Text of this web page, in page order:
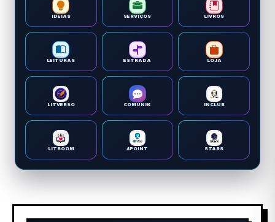
IDEIAS SERVIÇOS LIVROS
LEITURAS ESTRADA LOJA
LITVERSO COMUNIK INCLUB
LITBOOM 4POINT STARS